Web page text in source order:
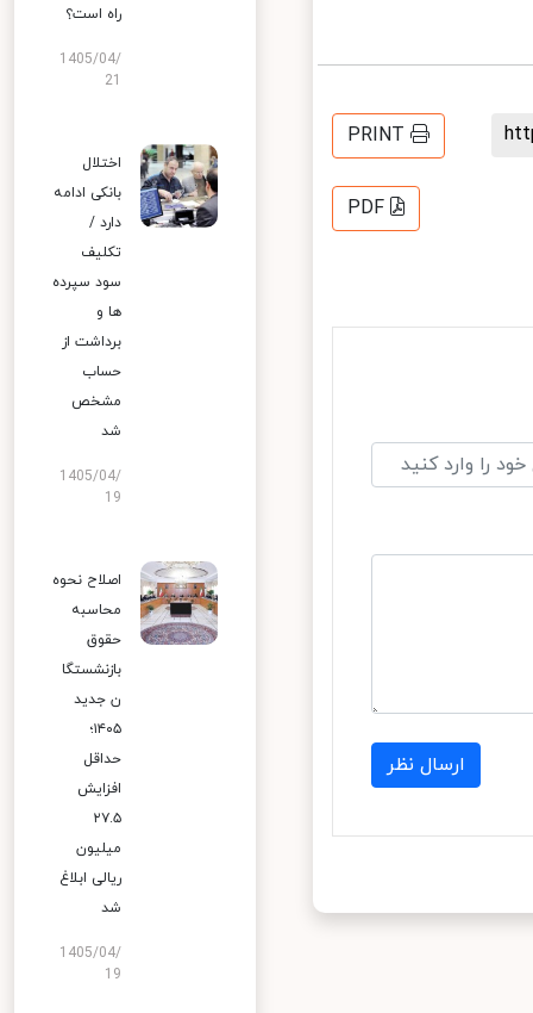
PRINT
PDF
ارسال نظر
راه است؟
1405/04/
اختلال
بانکی ادامه
دارد /
تکلیف
سود سپرده
ها و
برداشت از
حساب
مشخص
شد
1405/04/
19
اصلاح نحوه
محاسبه
حقوق
بازنشستگا
ن جدید
۱۴۰۵؛
حداقل
افزایش
۲۷.۵
میلیون
ریالی ابلاغ
شد
1405/04/
19